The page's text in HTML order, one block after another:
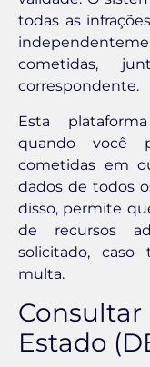
todas as
cometidas,
correspondente.
Esta
quando você
cometidas em
dados de todos
disso, permite
de recursos
solicitado, caso
multa.
Estado